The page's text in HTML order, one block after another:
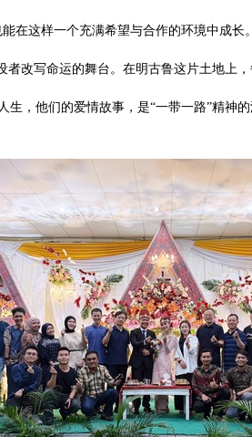
在这样一个充满希望与合作的环境中成长
改写命运的舞台。在明古鲁这片土地上
，他们的爱情故事，是“一带一路”精神